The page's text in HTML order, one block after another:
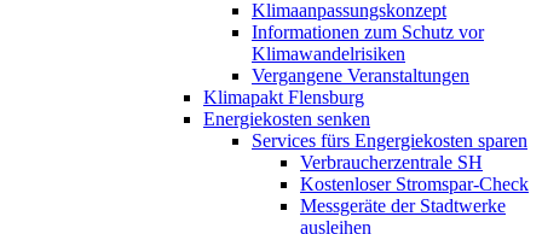
Klimaanpassungskonzept
Informationen zum Schutz vor
Klimawandelrisiken
Vergangene Veranstaltungen
Klimapakt Flensburg
Energiekosten senken
Services fürs Engergiekosten sparen
Verbraucherzentrale SH
Kostenloser Stromspar-Check
Messgeräte der Stadtwerke
ausleihen